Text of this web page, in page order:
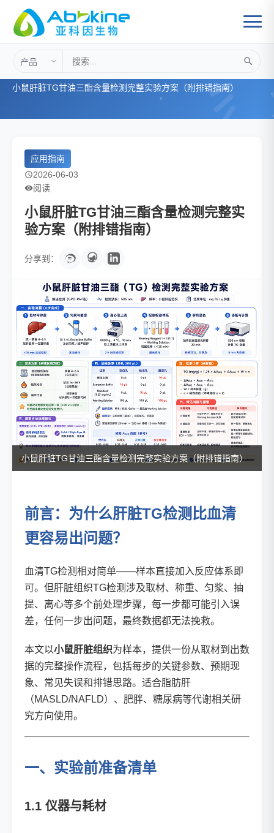
小鼠肝脏TG甘油三酯含量检测完整实验方案（附排错指南）
应用指南
2026-06-03
阅读
小鼠肝脏TG甘油三酯含量检测完整实
验方案（附排错指南）
分享到：
小鼠肝脏TG甘油三酯含量检测完整实验方案（附排错指南）
前言：为什么肝脏TG检测比血清
更容易出问题？
血清TG检测相对简单——样本直接加入反应体系即
可。但肝脏组织TG检测涉及取材、称重、匀浆、抽
提、离心等多个前处理步骤，每一步都可能引入误
差，任何一步出问题，最终数据都无法挽救。
本文以小鼠肝脏组织为样本，提供一份从取材到出数
据的完整操作流程，包括每步的关键参数、预期现
象、常见失误和排错思路。适合脂肪肝
（MASLD/NAFLD）、肥胖、糖尿病等代谢相关研
究方向使用。
一、实验前准备清单
1.1 仪器与耗材